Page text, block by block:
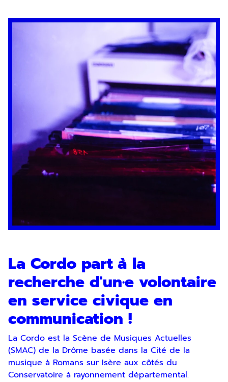
La Cordo part à la
recherche d'un·e volontaire
en service civique en
communication !
La Cordo est la Scène de Musiques Actuelles
(SMAC) de la Drôme basée dans la Cité de la
musique à Romans sur Isère aux côtés du
Conservatoire à rayonnement départemental.